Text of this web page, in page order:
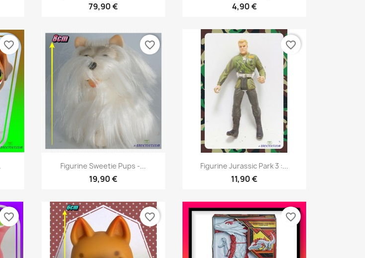
79,90 € 4,90 €
favorite_border
Aperçu rapide
Figurine Sweetie Pups -...
19,90 €
favorite_border
Aperçu rapide
Figurine Jurassic Park 3 :...
11,90 €
favorite_border
favorite_border favorite_border favorite_border